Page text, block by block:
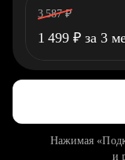
3 587 ₽
1 499 ₽ за 3
Нажимая
и